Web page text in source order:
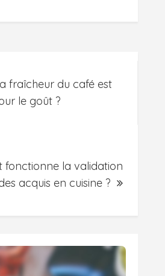
fraîcheur du café est
le goût ?
fonctionne la validation
acquis en cuisine ?